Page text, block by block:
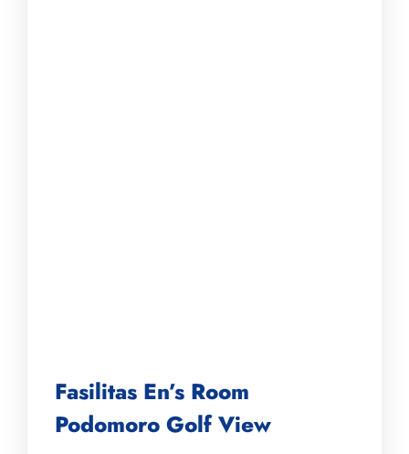
Fasilitas En’s Room
Podomoro Golf View